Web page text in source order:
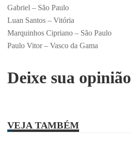
Gabriel – São Paulo
Luan Santos – Vitória
Marquinhos Cipriano – São Paulo
Paulo Vitor – Vasco da Gama
Deixe sua opinião
VEJA TAMBÉM